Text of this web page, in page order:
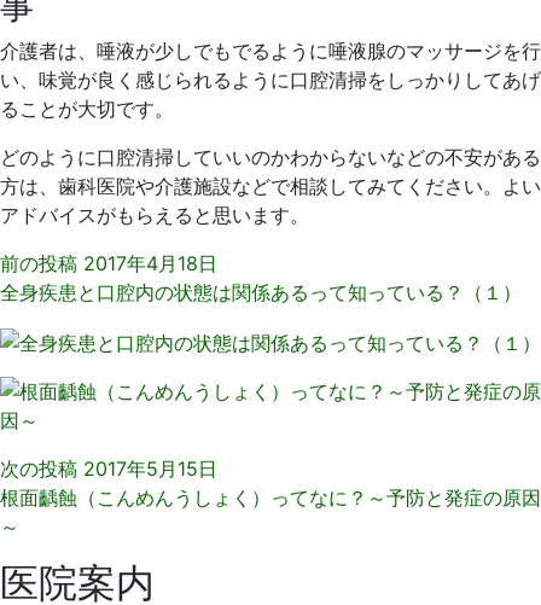
介護者は、唾液が少しでもでるように唾液腺のマッサージを行
い、味覚が良く感じられるように口腔清掃をしっかりしてあげ
ることが大切です。
どのように口腔清掃していいのかわからないなどの不安がある
方は、歯科医院や介護施設などで相談してみてください。よい
アドバイスがもらえると思います。
前の投稿 2017年4月18日
全身疾患と口腔内の状態は関係あるって知っている？（１）
次の投稿 2017年5月15日
根面齲蝕（こんめんうしょく）ってなに？～予防と発症の原因
～
医院案内